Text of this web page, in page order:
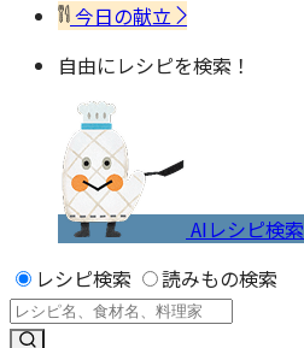
今日の献立
自由にレシピを検索！
AIレシピ検索
レシピ検索
読みもの検索